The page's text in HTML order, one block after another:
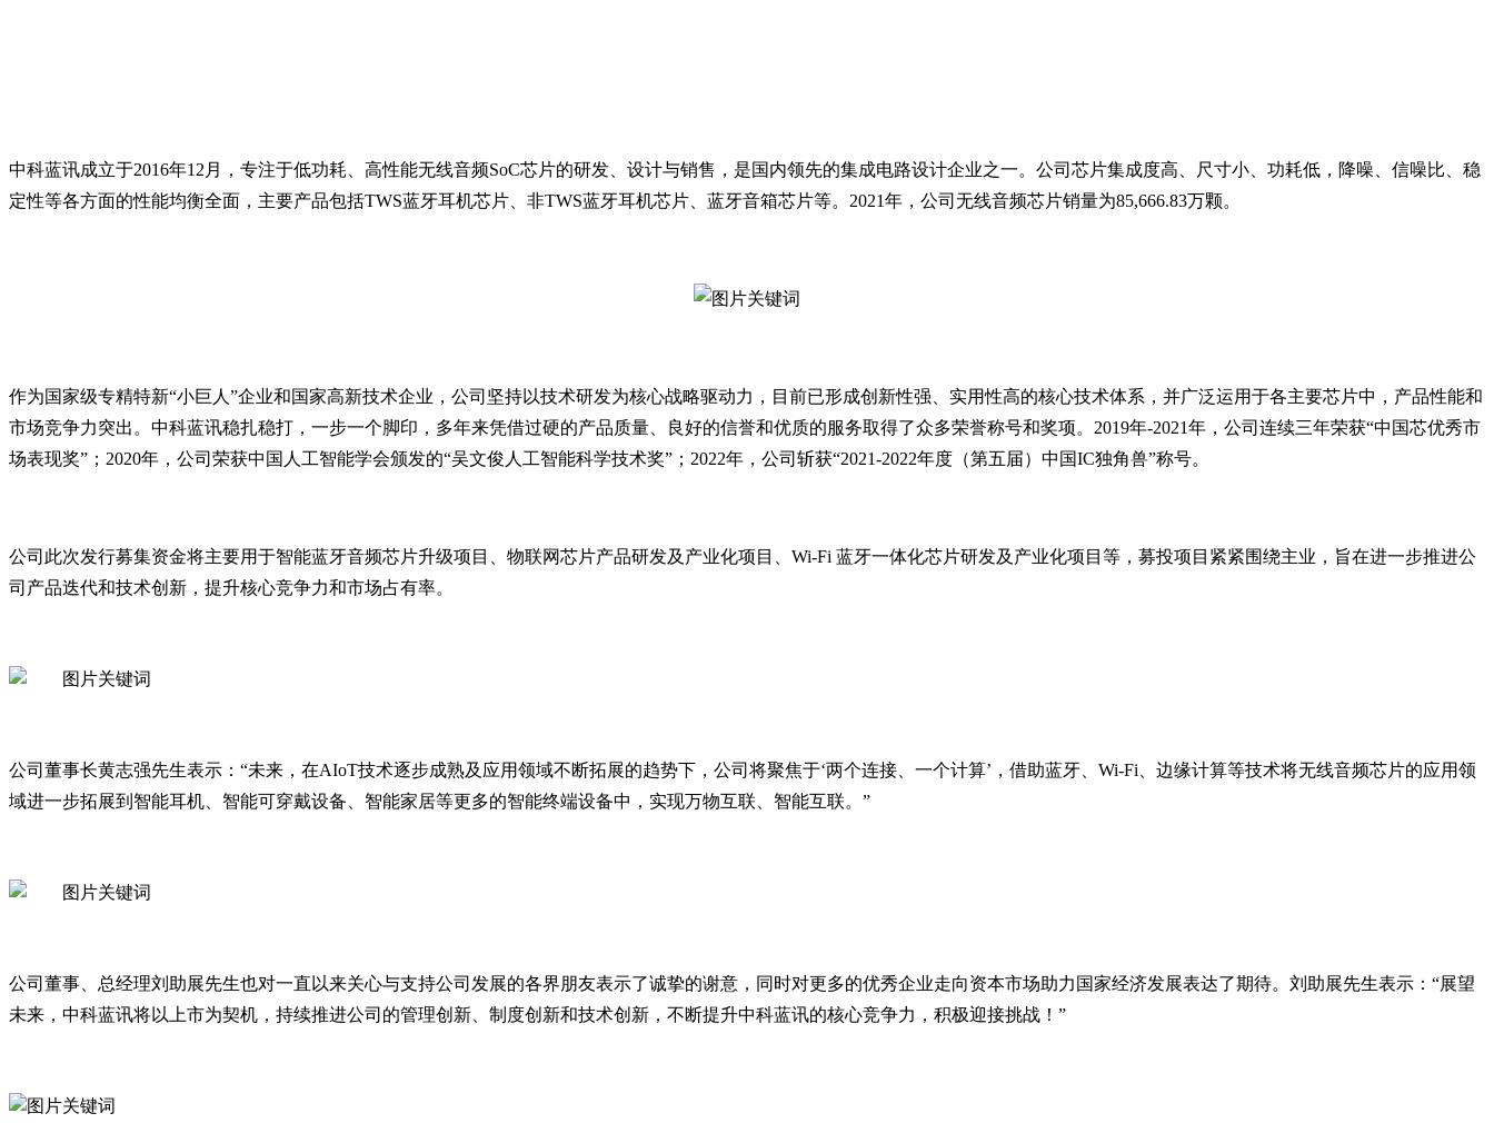
中科蓝讯成立于2016年12月，专注于低功耗、高性能无线音频SoC芯片的研发、设计与销售，是国内领先的集成电路设计企业之一。公司芯片集成度高、尺寸小、功耗低，降噪、信噪比、稳
定性等各方面的性能均衡全面，主要产品包括TWS蓝牙耳机芯片、非TWS蓝牙耳机芯片、蓝牙音箱芯片等。2021年，公司无线音频芯片销量为85,666.83万颗。
作为国家级专精特新“小巨人”企业和国家高新技术企业，公司坚持以技术研发为核心战略驱动力，目前已形成创新性强、实用性高的核心技术体系，并广泛运用于各主要芯片中，产品性能和
市场竞争力突出。中科蓝讯稳扎稳打，一步一个脚印，多年来凭借过硬的产品质量、良好的信誉和优质的服务取得了众多荣誉称号和奖项。2019年-2021年，公司连续三年荣获“中国芯优秀市
场表现奖”；2020年，公司荣获中国人工智能学会颁发的“吴文俊人工智能科学技术奖”；2022年，公司斩获“2021-2022年度（第五届）中国IC独角兽”称号。
公司此次发行募集资金将主要用于智能蓝牙音频芯片升级项目、物联网芯片产品研发及产业化项目、Wi-Fi 蓝牙一体化芯片研发及产业化项目等，募投项目紧紧围绕主业，旨在进一步推进公
司产品迭代和技术创新，提升核心竞争力和市场占有率。
公司董事长黄志强先生表示：“未来，在AIoT技术逐步成熟及应用领域不断拓展的趋势下，公司将聚焦于‘两个连接、一个计算’，借助蓝牙、Wi-Fi、边缘计算等技术将无线音频芯片的应用领
域进一步拓展到智能耳机、智能可穿戴设备、智能家居等更多的智能终端设备中，实现万物互联、智能互联。”
公司董事、总经理刘助展先生也对一直以来关心与支持公司发展的各界朋友表示了诚挚的谢意，同时对更多的优秀企业走向资本市场助力国家经济发展表达了期待。刘助展先生表示：“展望
未来，中科蓝讯将以上市为契机，持续推进公司的管理创新、制度创新和技术创新，不断提升中科蓝讯的核心竞争力，积极迎接挑战！”